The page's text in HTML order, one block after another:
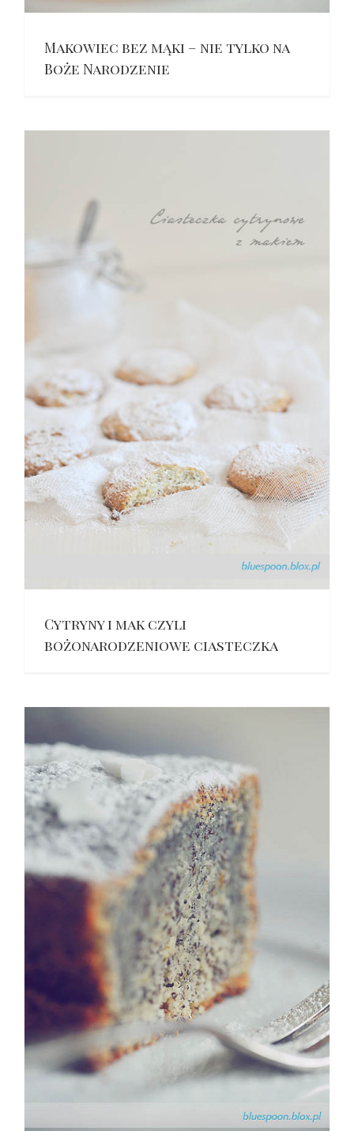
Makowiec bez mąki – nie tylko na
Boże Narodzenie
Cytryny i mak czyli
bożonarodzeniowe ciasteczka